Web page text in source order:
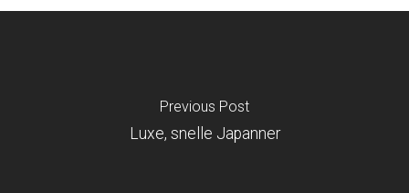
Previous Post
Luxe, snelle Japanner